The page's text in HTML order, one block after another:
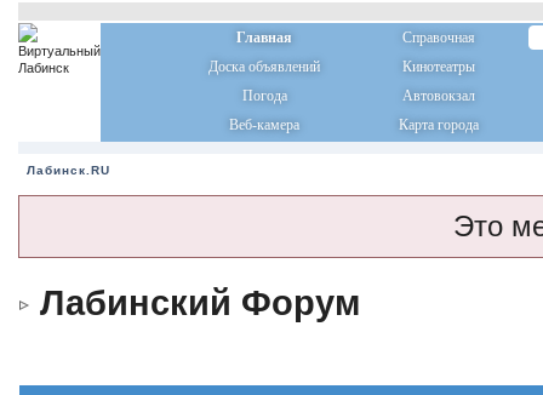
Главная
Справочная
Доска объявлений
Кинотеатры
Погода
Автовокзал
Веб-камера
Карта города
Лабинск.RU
Это
Лабинский Форум